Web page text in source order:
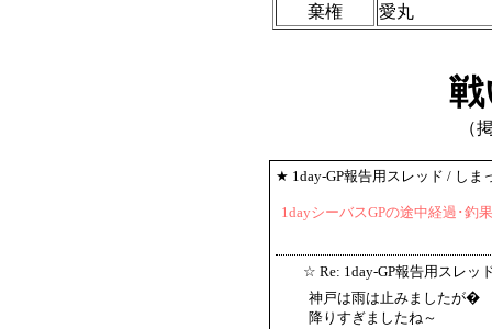
棄権
愛丸
（
★ 1day-GP報告用スレッド / しま
1dayシーバスGPの途中経過･釣
☆ Re: 1day-GP報告用スレッ
神戸は雨は止みましたが�
降りすぎましたね～